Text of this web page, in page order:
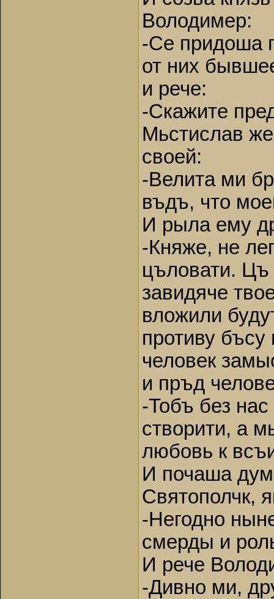
Володимер:
-Се придоша
от них
и рече:
-Скажите
Мьстислав
своей:
-Велита ми
въдъ, что
И рыла ему
-Княже, не
цъловати. Цъ
завидяче
вложили
противу
человек
и пръд
-Тобъ без
створити, а
любовь к
И почаша
Святополчк,
-Негодно
смерды и
И рече
-Дивно ми,